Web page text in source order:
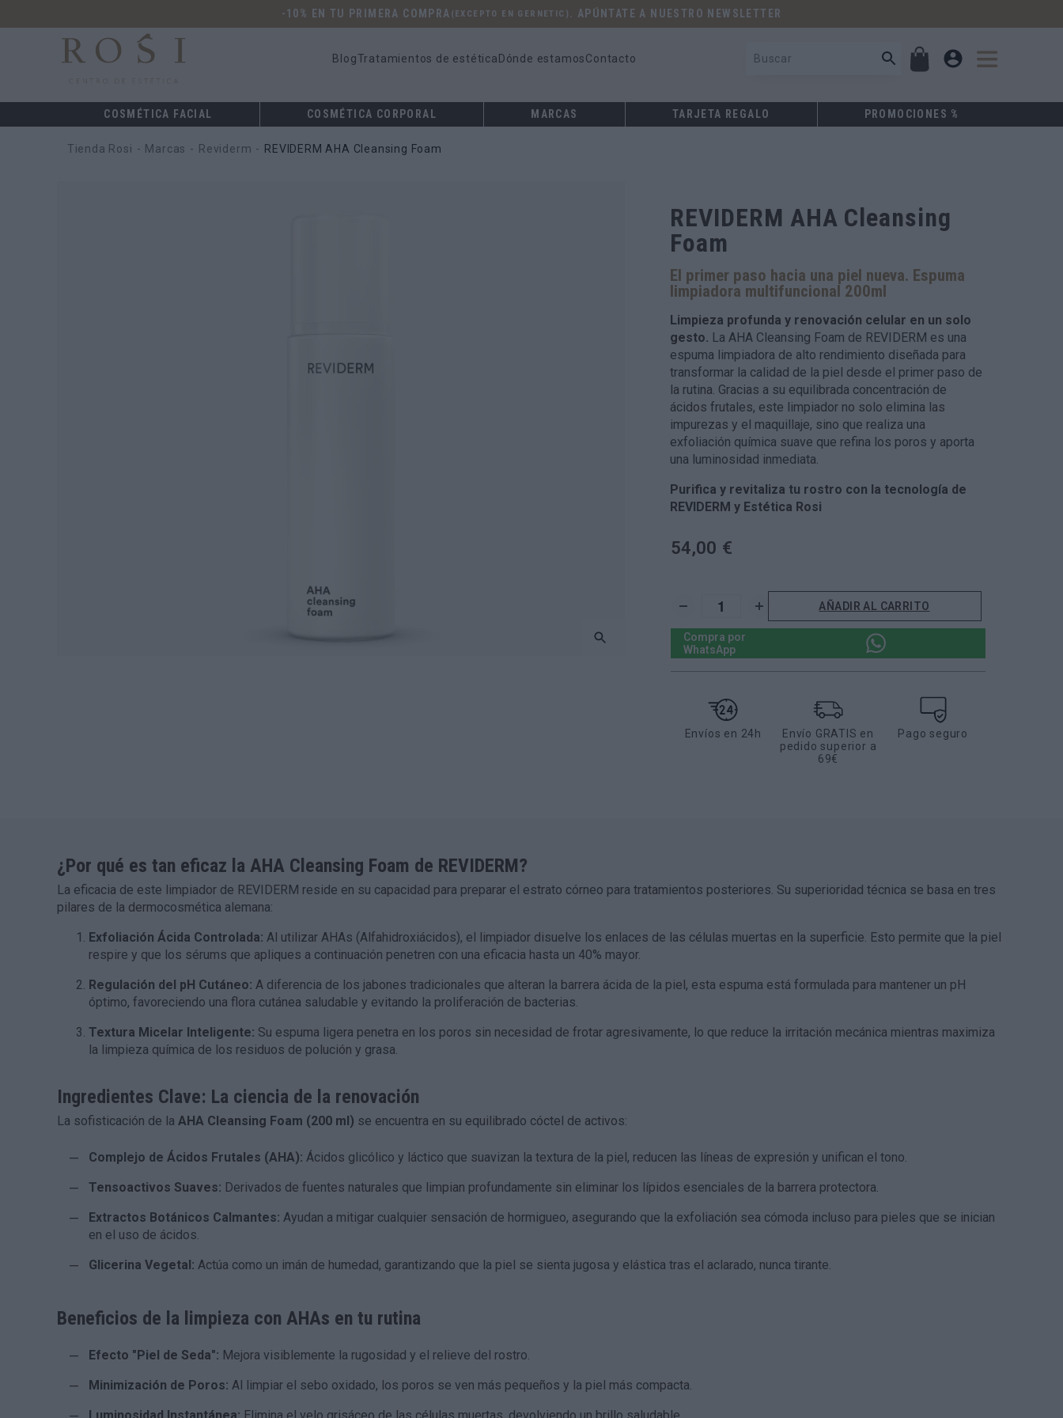
-10% EN TU PRIMERA COMPRA (EXCEPTO EN GERNETIC) . APÚNTATE A NUESTRO NEWSLETTER
BlogTratamientos de estética Dónde estamosContacto
COSMÉTICA FACIAL COSMÉTICA CORPORAL MARCAS TARJETA REGALO PROMOCIONES %
Tienda Rosi Marcas Reviderm REVIDERM AHA Cleansing Foam
REVIDERM AHA Cleansing
Foam
El primer paso hacia una piel nueva. Espuma
limpiadora multifuncional 200ml
Limpieza profunda y renovación celular en un solo
gesto. La AHA Cleansing Foam de REVIDERM es una
espuma limpiadora de alto rendimiento diseñada para
transformar la calidad de la piel desde el primer paso de
la rutina. Gracias a su equilibrada concentración de
ácidos frutales, este limpiador no solo elimina las
impurezas y el maquillaje, sino que realiza una
exfoliación química suave que refina los poros y aporta
una luminosidad inmediata.
Purifica y revitaliza tu rostro con la tecnología de
REVIDERM y Estética Rosi
AÑADIR AL CARRITO
Compra por
WhatsApp
Envíos en 24h
Envío GRATIS en
pedido superior a
69€
Pago seguro
¿Por qué es tan eficaz la AHA Cleansing Foam de REVIDERM?
La eficacia de este limpiador de REVIDERM reside en su capacidad para preparar el estrato córneo para tratamientos posteriores. Su superioridad técnica se basa en tres
pilares de la dermocosmética alemana:
Exfoliación Ácida Controlada: Al utilizar AHAs (Alfahidroxiácidos), el limpiador disuelve los enlaces de las células muertas en la superficie. Esto permite que la piel
respire y que los sérums que apliques a continuación penetren con una eficacia hasta un 40% mayor.
Regulación del pH Cutáneo: A diferencia de los jabones tradicionales que alteran la barrera ácida de la piel, esta espuma está formulada para mantener un pH
óptimo, favoreciendo una flora cutánea saludable y evitando la proliferación de bacterias.
Textura Micelar Inteligente: Su espuma ligera penetra en los poros sin necesidad de frotar agresivamente, lo que reduce la irritación mecánica mientras maximiza
la limpieza química de los residuos de polución y grasa.
Ingredientes Clave: La ciencia de la renovación
La sofisticación de la AHA Cleansing Foam (200 ml) se encuentra en su equilibrado cóctel de activos:
Complejo de Ácidos Frutales (AHA): Ácidos glicólico y láctico que suavizan la textura de la piel, reducen las líneas de expresión y unifican el tono.
Tensoactivos Suaves: Derivados de fuentes naturales que limpian profundamente sin eliminar los lípidos esenciales de la barrera protectora.
Extractos Botánicos Calmantes: Ayudan a mitigar cualquier sensación de hormigueo, asegurando que la exfoliación sea cómoda incluso para pieles que se inician
en el uso de ácidos.
Glicerina Vegetal: Actúa como un imán de humedad, garantizando que la piel se sienta jugosa y elástica tras el aclarado, nunca tirante.
Beneficios de la limpieza con AHAs en tu rutina
Efecto "Piel de Seda": Mejora visiblemente la rugosidad y el relieve del rostro.
Minimización de Poros: Al limpiar el sebo oxidado, los poros se ven más pequeños y la piel más compacta.